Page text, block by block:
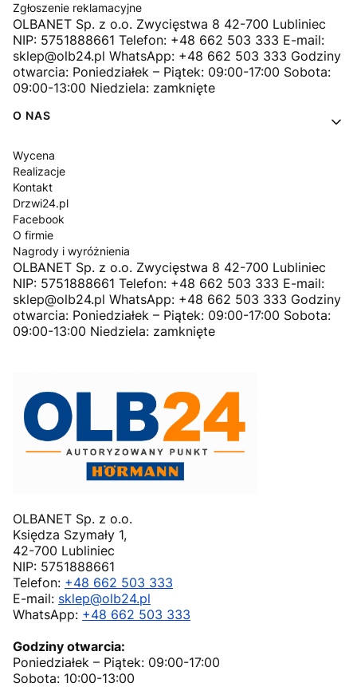
Zgłoszenie reklamacyjne
OLBANET Sp. z o.o. Zwycięstwa 8 42-700 Lubliniec
NIP: 5751888661 Telefon: +48 662 503 333 E-mail:
sklep@olb24.pl WhatsApp: +48 662 503 333 Godziny
otwarcia: Poniedziałek – Piątek: 09:00-17:00 Sobota:
09:00-13:00 Niedziela: zamknięte
O NAS
Wycena
Realizacje
Kontakt
Drzwi24.pl
Facebook
O firmie
Nagrody i wyróżnienia
OLBANET Sp. z o.o. Zwycięstwa 8 42-700 Lubliniec
NIP: 5751888661 Telefon: +48 662 503 333 E-mail:
sklep@olb24.pl WhatsApp: +48 662 503 333 Godziny
otwarcia: Poniedziałek – Piątek: 09:00-17:00 Sobota:
09:00-13:00 Niedziela: zamknięte
OLBANET Sp. z o.o.
Księdza Szymały 1,
42-700 Lubliniec
NIP: 5751888661
Telefon: +48 662 503 333
E-mail: sklep@olb24.pl
WhatsApp: +48 662 503 333
Godziny otwarcia:
Poniedziałek – Piątek: 09:00-17:00
Sobota: 10:00-13:00